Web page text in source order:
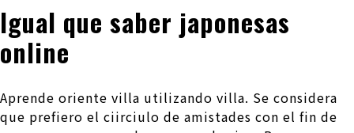
Igual que saber japonesas
online
Aprende oriente villa utilizando villa. Se considera
que prefiero el ci­irciulo de amistades con el fin de